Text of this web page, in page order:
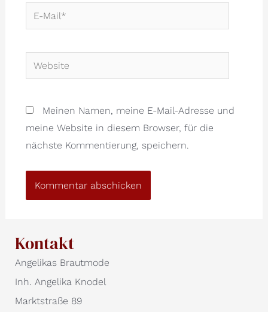
E-
Mail*
Website
Meinen Namen, meine E-Mail-Adresse und
meine Website in diesem Browser, für die
nächste Kommentierung, speichern.
Kontakt
Angelikas Brautmode
Inh. Angelika Knodel
Marktstraße 89